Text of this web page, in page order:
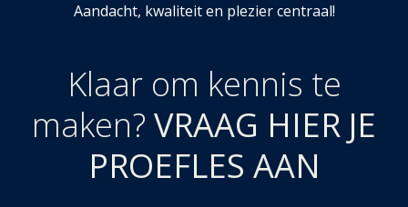
Aandacht, kwaliteit en plezier centraal!
Klaar om kennis te
maken? VRAAG HIER JE
PROEFLES AAN